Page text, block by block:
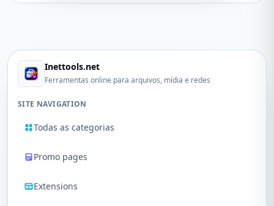
Inettools.net
Ferramentas online para arquivos, mídia e redes
SITE NAVIGATION
Todas as categorias
Promo pages
Extensions